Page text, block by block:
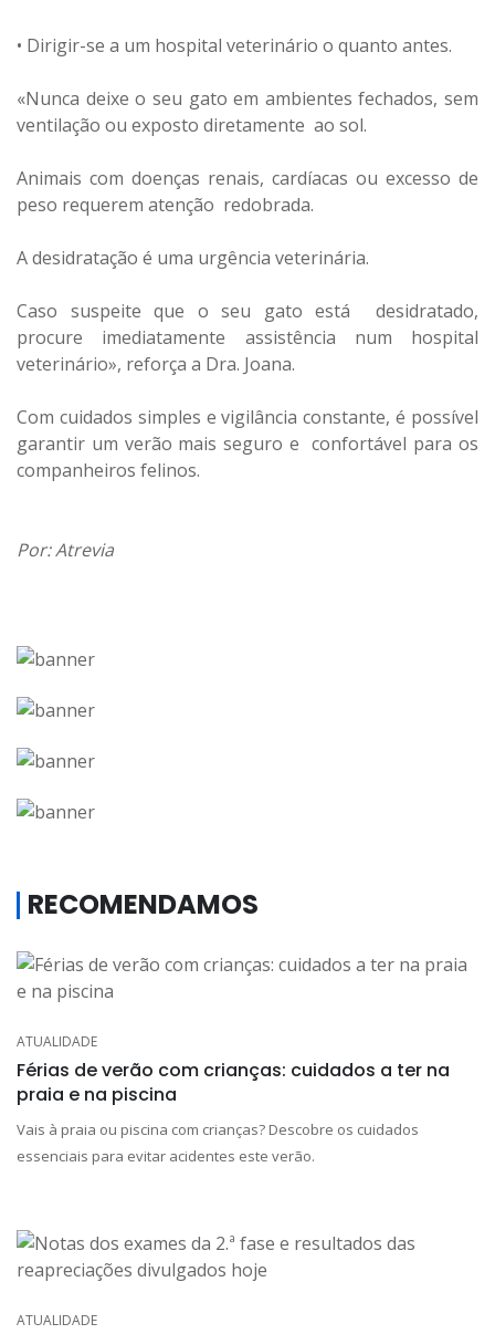
• Dirigir-se a um hospital veterinário o quanto antes.
«Nunca deixe o seu gato em ambientes fechados, sem
ventilação ou exposto diretamente ao sol.
Animais com doenças renais, cardíacas ou excesso de
peso requerem atenção redobrada.
A desidratação é uma urgência veterinária.
Caso suspeite que o seu gato está desidratado,
procure imediatamente assistência num hospital
veterinário», reforça a Dra. Joana.
Com cuidados simples e vigilância constante, é possível
garantir um verão mais seguro e confortável para os
companheiros felinos.
Por: Atrevia
RECOMENDAMOS
ATUALIDADE
Férias de verão com crianças: cuidados a ter na
praia e na piscina
Vais à praia ou piscina com crianças? Descobre os cuidados
essenciais para evitar acidentes este verão.
ATUALIDADE